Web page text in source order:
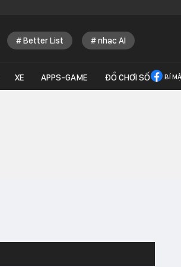
Better List nhạc AI
XE APPS-GAME ĐỒ CHƠI SỐ BÍ